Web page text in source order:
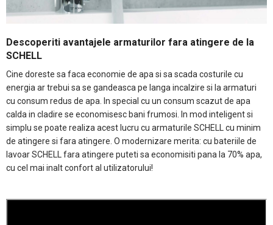
Descoperiti avantajele armaturilor fara atingere de la
SCHELL
Cine doreste sa faca economie de apa si sa scada costurile cu
energia ar trebui sa se gandeasca pe langa incalzire si la armaturi
cu consum redus de apa. In special cu un consum scazut de apa
calda in cladire se economisesc bani frumosi. In mod inteligent si
simplu se poate realiza acest lucru cu armaturile SCHELL cu minim
de atingere si fara atingere. O modernizare merita: cu bateriile de
lavoar SCHELL fara atingere puteti sa economisiti pana la 70% apa,
cu cel mai inalt confort al utilizatorului!